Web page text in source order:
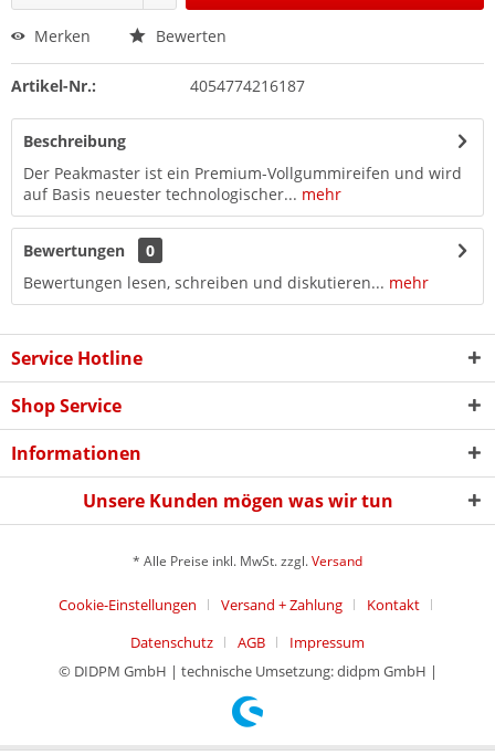
Merken Bewerten
Artikel-Nr.: 4054774216187
Beschreibung
Der Peakmaster ist ein Premium-Vollgummireifen und wird
auf Basis neuester technologischer... mehr
Bewertungen
0
Bewertungen lesen, schreiben und diskutieren... mehr
Service Hotline
Shop Service
Informationen
Unsere Kunden mögen was wir tun
* Alle Preise inkl. MwSt. zzgl.Versand
Cookie-Einstellungen Versand + Zahlung
Kontakt
Datenschutz
AGB
Impressum
© DIDPM GmbH | technische Umsetzung: didpm GmbH |